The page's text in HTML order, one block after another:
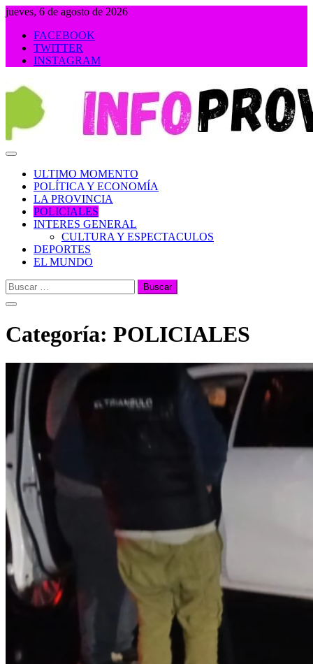
Saltar
contenido
jueves, 6 de agosto de 2026
FACEBOOK
TWITTER
INSTAGRAM
ULTIMO MOMENTO
POLÍTICA Y ECONOMÍA
LA PROVINCIA
POLICIALES
INTERES GENERAL
CULTURA Y ESPECTACULOS
DEPORTES
EL MUNDO
Buscar:
Categoría: POLICIALES